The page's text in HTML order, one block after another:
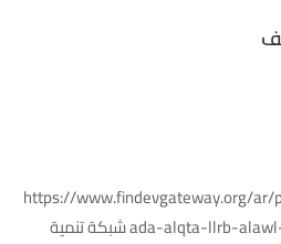
https://www.findevgateway.org/
ada-alqta-llrb-alawl-mn-am-2026-shbkt-tnmyt شبكة تنمية